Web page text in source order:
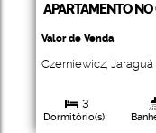
APARTAMENTO
Valor de Venda
Czerniewicz,
3
Dormitório(s)